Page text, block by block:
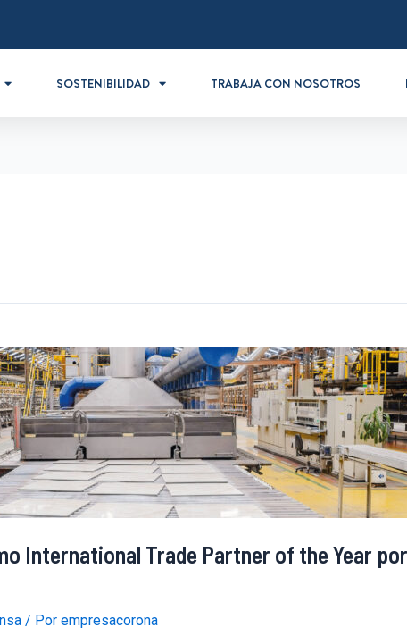
SOSTENIBILIDAD TRABAJA CON NOSOTROS
International Trade Partner of the Year
/ Por empresacorona